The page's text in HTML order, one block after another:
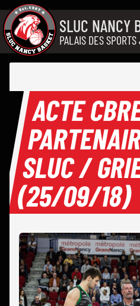
Aller au contenu
SLUC NANCY
PALAIS DES
ACTE
SLUC /
(25/09/18)